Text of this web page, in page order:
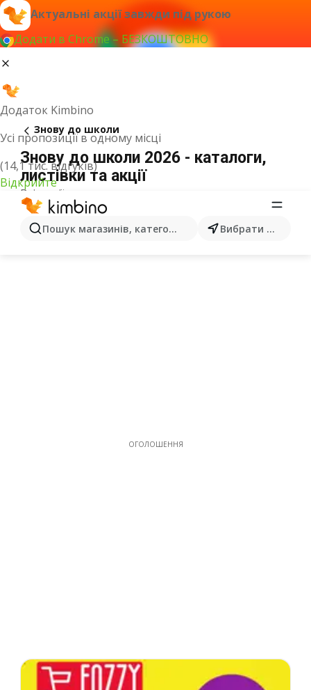
Актуальні акції завжди під рукою
Додати в Chrome – БЕЗКОШТОВНО
Додаток Kimbino
Усі пропозиції в одному місці
(14,1 тис. відгуків)
Відкрийте
Пошук магазинів, категорій, товарів... Вибрати місто
Знову до школи
Знову до школи 2026 - каталоги,
листівки та акції
Всі акції
ОГОЛОШЕННЯ